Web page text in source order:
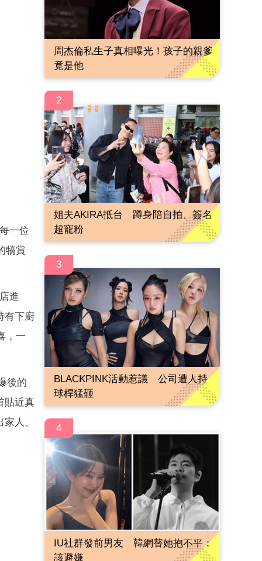
一位
犒賞
進
有下廚
，一
後的
貼近真
人、
周杰倫私生子真相曝光！孩子的親爹
竟是他
2
姐夫AKIRA抵台 蹲身陪自拍、簽名
超寵粉
3
BLACKPINK活動惹議 公司遭人持
球桿猛砸
4
IU社群發前男友 韓網替她抱不平：
該避嫌